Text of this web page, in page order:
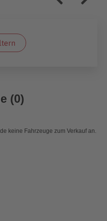
(0)
keine Fahrzeuge zum Verkauf an.